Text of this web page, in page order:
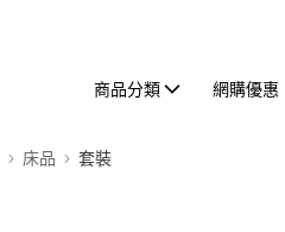
商品分類 網購優惠
床品 套裝